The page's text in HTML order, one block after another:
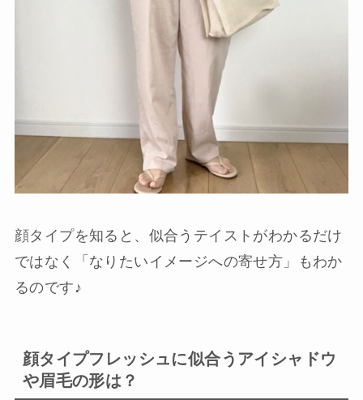
顔タイプを知ると、似合うテイストがわかるだけ
ではなく「なりたいイメージへの寄せ方」もわか
るのです♪
顔タイプフレッシュに似合うアイシャドウ
や眉毛の形は？